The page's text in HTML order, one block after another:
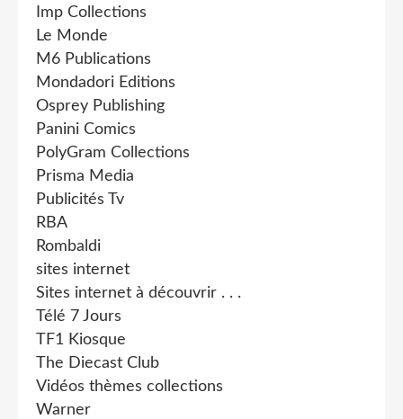
Imp Collections
Le Monde
M6 Publications
Mondadori Editions
Osprey Publishing
Panini Comics
PolyGram Collections
Prisma Media
Publicités Tv
RBA
Rombaldi
sites internet
Sites internet à découvrir . . .
Télé 7 Jours
TF1 Kiosque
The Diecast Club
Vidéos thèmes collections
Warner